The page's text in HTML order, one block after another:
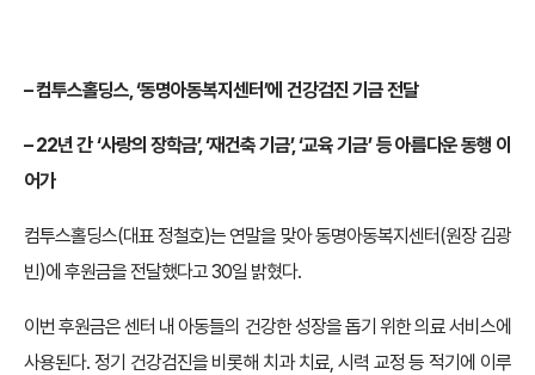
– 컴투스홀딩스, ‘동명아동복지센터’에 건강검진 기금 전달
– 22년 간 ‘사랑의 장학금’, ‘재건축 기금’, ‘교육 기금’ 등 아름다운 동행 이
어가
컴투스홀딩스(대표 정철호)는 연말을 맞아 동명아동복지센터(원장 김광
빈)에 후원금을 전달했다고 30일 밝혔다.
이번 후원금은 센터 내 아동들의 건강한 성장을 돕기 위한 의료 서비스에
사용된다. 정기 건강검진을 비롯해 치과 치료, 시력 교정 등 적기에 이루